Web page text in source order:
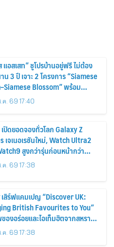
แอสเสท” ชูโปรบ้านอยู่ฟรี ไม่ต้อง
3 ปี เจาะ 2 โครงการ “Siamese
Blossom” พร้อม
ละสิทธิพิเศษถึง 31 สิงหาคม
ค. 69 17:40
ปิดยอดจองทั่วโลก Galaxy Z
เจเนอเรชันใหม่, Watch Ultra2
สูงกว่ารุ่นก่อนหน้ากว่า
ค. 69 17:38
สิร์ฟแคมเปญ “Discover UK:
British Favourites to You”
องอร่อยและไอเท็มฮิตจากสหราช
กร ส่งตรงถึงมือตั้งแต่วันนี้ – 18
นี้
ค. 69 17:38